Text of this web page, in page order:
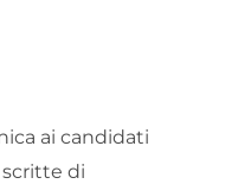
ai candidati
di